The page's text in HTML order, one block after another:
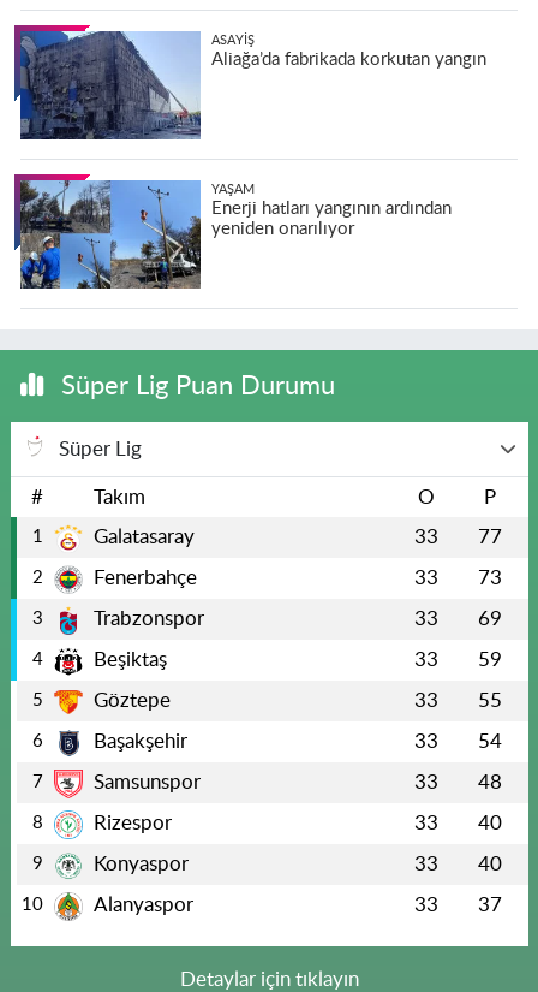
ASAYIŞ
Aliağa’da fabrikada korkutan yangın
YAŞAM
Enerji hatları yangının ardından
yeniden onarılıyor
Süper Lig Puan Durumu
Süper Lig
# Takım O P
1 Galatasaray 33 77
2 Fenerbahçe 33 73
3 Trabzonspor 33 69
4 Beşiktaş 33 59
5 Göztepe 33 55
6 Başakşehir 33 54
7 Samsunspor 33 48
8 Rizespor 33 40
9 Konyaspor 33 40
10 Alanyaspor 33 37
Detaylar için tıklayın